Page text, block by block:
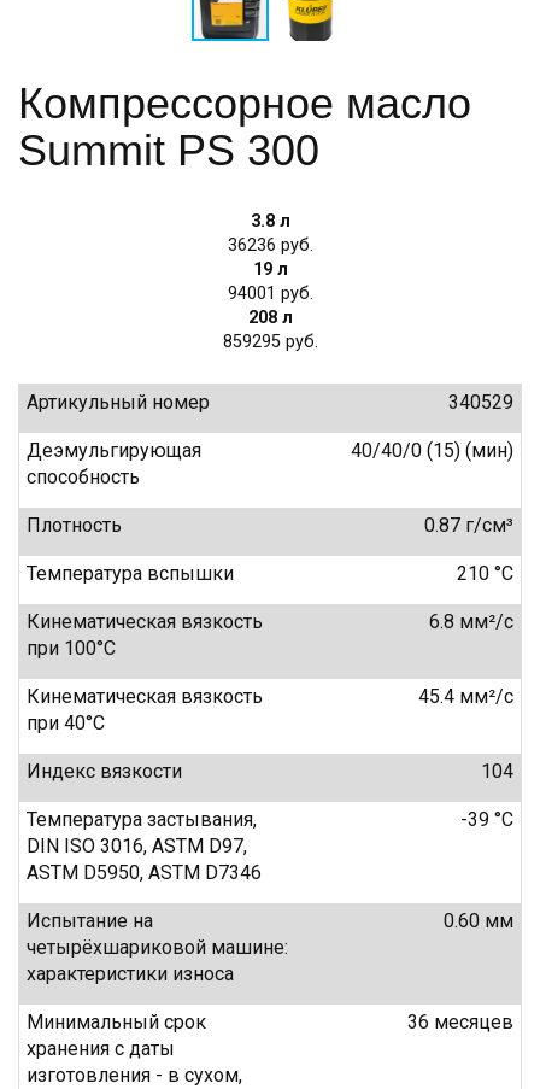
Компрессорное масло
Summit PS 300
3.8 л
36236
19 л
94001
208 л
859295
Артикульный номер 340529
Деэмульгирующая
способность
40/40/0 (15) (мин)
Плотность 0.87 г/см³
Температура вспышки 210 °C
Кинематическая вязкость
при 100°C
6.8 мм²/с
Кинематическая вязкость
при 40°C
45.4 мм²/с
Индекс вязкости 104
Температура застывания,
DIN ISO 3016, ASTM D97,
ASTM D5950, ASTM D7346
-39 °C
Испытание на
четырёхшариковой машине:
характеристики износа
0.60 мм
Минимальный срок
хранения с даты
изготовления - в сухом,
36 месяцев